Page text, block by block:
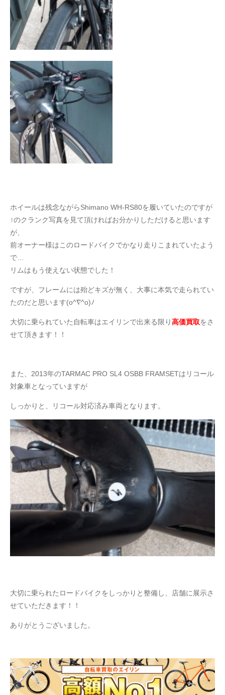
ホイールは残念ながらShimano WH-RS80を履いていたのですが
↑のクランク写真を見て頂ければお分かりしただけると思います
が、
前オーナー様はこのロードバイクでかなり走りこまれていたよう
で…
リムはもう使えない状態でした！
ですが、フレームには殆どキズが無く、大事に本気で走られてい
たのだと思います(o^∇^o)ﾉ
大切に乗られていた自転車はエイリンで出来る限り高価買取をさ
せて頂きます！！
また、2013年のTARMAC PRO SL4 OSBB FRAMSETはリコール
対象車となっていますが
しっかりと、リコール対応済み車両となります。
大切に乗られたロードバイクをしっかりと整備し、店舗に展示さ
せていただきます！！
ありがとうございました。